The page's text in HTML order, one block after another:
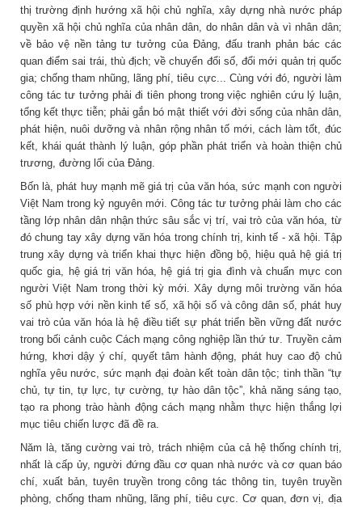
thị trường định hướng xã hội chủ nghĩa, xây dựng nhà nước pháp
quyền xã hội chủ nghĩa của nhân dân, do nhân dân và vì nhân dân;
về bảo vệ nền tảng tư tưởng của Đảng, đấu tranh phản bác các
quan điểm sai trái, thù địch; về chuyển đổi số, đổi mới quản trị quốc
gia; chống tham nhũng, lãng phí, tiêu cực... Cùng với đó, người làm
công tác tư tưởng phải đi tiên phong trong việc nghiên cứu lý luận,
tổng kết thực tiễn; phải gắn bó mật thiết với đời sống của nhân dân,
phát hiện, nuôi dưỡng và nhân rộng nhân tố mới, cách làm tốt, đúc
kết, khái quát thành lý luận, góp phần phát triển và hoàn thiện chủ
trương, đường lối của Đảng.
Bốn là, phát huy mạnh mẽ giá trị của văn hóa, sức mạnh con người
Việt Nam trong kỷ nguyên mới. Công tác tư tưởng phải làm cho các
tầng lớp nhân dân nhận thức sâu sắc vị trí, vai trò của văn hóa, từ
đó chung tay xây dựng văn hóa trong chính trị, kinh tế - xã hội. Tập
trung xây dựng và triển khai thực hiện đồng bộ, hiệu quả hệ giá trị
quốc gia, hệ giá trị văn hóa, hệ giá trị gia đình và chuẩn mực con
người Việt Nam trong thời kỳ mới. Xây dựng môi trường văn hóa
số phù hợp với nền kinh tế số, xã hội số và công dân số, phát huy
vai trò của văn hóa là hệ điều tiết sự phát triển bền vững đất nước
trong bối cảnh cuộc Cách mạng công nghiệp lần thứ tư. Truyền cảm
hứng, khơi dậy ý chí, quyết tâm hành động, phát huy cao độ chủ
nghĩa yêu nước, sức mạnh đại đoàn kết toàn dân tộc; tinh thần “tự
chủ, tự tin, tự lực, tự cường, tự hào dân tộc”, khả năng sáng tạo,
tạo ra phong trào hành động cách mạng nhằm thực hiện thắng lợi
mục tiêu chiến lược đã đề ra.
Năm là, tăng cường vai trò, trách nhiệm của cả hệ thống chính trị,
nhất là cấp ủy, người đứng đầu cơ quan nhà nước và cơ quan báo
chí, xuất bản, tuyên truyền trong công tác thông tin, tuyên truyền
phòng, chống tham nhũng, lãng phí, tiêu cực. Cơ quan, đơn vị, địa